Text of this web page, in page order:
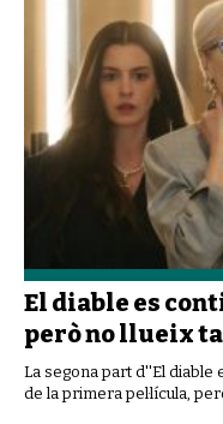
El diable es
però no llueix
La segona part d''El diable
de la primera pel·lícula,